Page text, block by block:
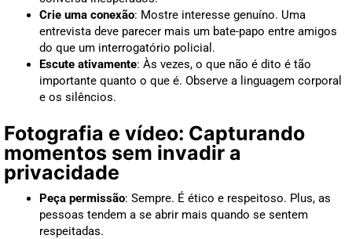
Crie uma conexão: Mostre interesse genuíno. Uma
entrevista deve parecer mais um bate-papo entre amigos
do que um interrogatório policial.
Escute ativamente: Às vezes, o que não é dito é tão
importante quanto o que é. Observe a linguagem corporal
e os silêncios.
Fotografia e vídeo: Capturando
momentos sem invadir a
privacidade
Peça permissão: Sempre. É ético e respeitoso. Plus, as
pessoas tendem a se abrir mais quando se sentem
respeitadas.